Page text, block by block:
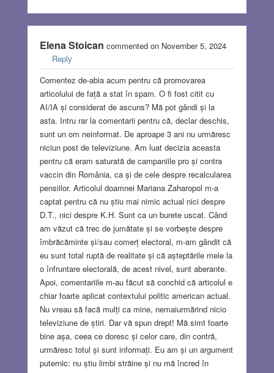
Elena Stoican commented on November 5, 2024
Reply
Comentez de-abia acum pentru că promovarea
articolului de față a stat în spam. O fi fost citit cu
AI/IA și considerat de ascuns? Mă pot gândi și la
asta. Intru rar la comentarii pentru că, declar deschis,
sunt un om neinformat. De aproape 3 ani nu urmăresc
niciun post de televiziune. Am luat decizia aceasta
pentru că eram saturată de campaniile pro și contra
vaccin din România, ca și de cele despre recalcularea
pensiilor. Articolul doamnei Mariana Zaharopol m-a
captat pentru că nu știu mai nimic actual nici despre
D.T., nici despre K.H. Sunt ca un burete uscat. Când
am văzut că trec de jumătate și se vorbește despre
îmbrăcăminte și/sau comerț electoral, m-am gândit că
eu sunt total ruptă de realitate și că așteptările mele la
o înfruntare electorală, de acest nivel, sunt aberante.
Apoi, comentariile m-au făcut să conchid că articolul e
chiar foarte aplicat contextului politic american actual.
Nu vreau să facă mulți ca mine, nemaiurmărind nicio
televiziune de știri. Dar vă spun drept! Mă simt foarte
bine așa, ceea ce doresc și celor care, din contră,
urmăresc totul și sunt informați. Eu am și un argument
puternic: nu știu limbi străine și nu mă încred în